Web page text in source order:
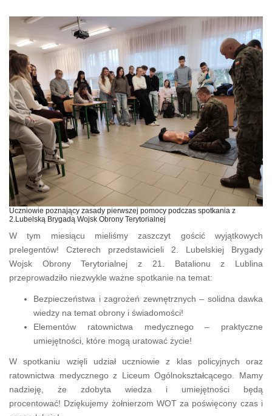
Uczniowie poznający zasady pierwszej pomocy podczas spotkania z
2.Lubelską Brygadą Wojsk Obrony Terytorialnej
W tym miesiącu mieliśmy zaszczyt gościć wyjątkowych
prelegentów! Czterech przedstawicieli 2. Lubelskiej Brygady
Wojsk Obrony Terytorialnej z 21. Batalionu z Lublina
przeprowadziło niezwykle ważne spotkanie na temat:
Bezpieczeństwa i zagrożeń zewnętrznych – solidna dawka
wiedzy na temat obrony i świadomości!
Elementów ratownictwa medycznego – praktyczne
umiejętności, które mogą uratować życie!
W spotkaniu wzięli udział uczniowie z klas policyjnych oraz
ratownictwa medycznego z Liceum Ogólnokształcącego. Mamy
nadzieję, że zdobyta wiedza i umiejętności będą
procentować! Dziękujemy żołnierzom WOT za poświęcony czas i